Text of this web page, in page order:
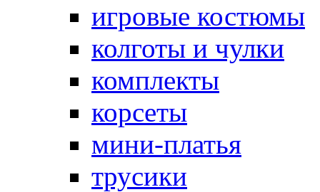
игровые костюмы
колготы и чулки
комплекты
корсеты
мини-платья
трусики